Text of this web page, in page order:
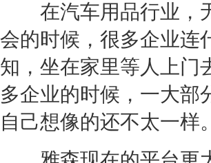
在汽车用品行业，无
会的时候，很多企业连
知，坐在家里等人上门
多企业的时候，一大部
自己想像的还不太一样